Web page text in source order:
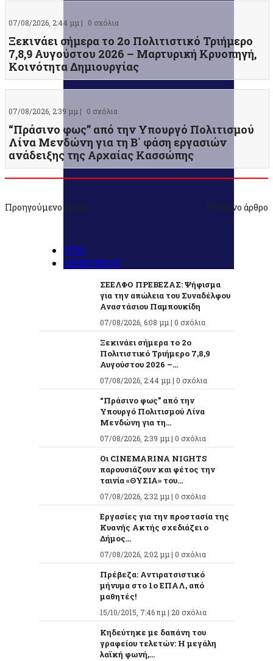
07/08/2026, 2:44 μμ | 0 σχόλια
Ξεκινάει σήμερα το 2ο Πολιτιστικό Τριήμερο
7,8,9 Αυγούστου 2026 – Μαρτυρική Κρυοπηγή,
Κοινότητα Δημιουργίας
07/08/2026, 2:39 μμ | 0 σχόλια
“Πράσινο φως” από την Υπουργό Πολιτισμού
Λίνα Μενδώνη για τη Β΄ φάση εργασιών
ανάδειξης της Αρχαίας Κασσώπης
Προηγούμενο άρθρο Επόμενο άρθρο
ΡΟΗ
ΔΗΜΟΦΙΛΗ
ΣΕΕΛΦΟ ΠΡΕΒΕΖΑΣ: Ψήφισμα
για την απώλεια του Συναδέλφου
Αναστάσιου Παμπουκίδη
07/08/2026, 6:08 μμ | 0 σχόλια
Ξεκινάει σήμερα το 2ο
Πολιτιστικό Τριήμερο 7,8,9
Αυγούστου 2026 –...
07/08/2026, 2:44 μμ | 0 σχόλια
“Πράσινο φως” από την
Υπουργό Πολιτισμού Λίνα
Μενδώνη για τη...
07/08/2026, 2:39 μμ | 0 σχόλια
Οι CINEMARINA NIGHTS
παρουσιάζουν και φέτος την
ταινία «ΘΥΣΙΑ» του...
07/08/2026, 2:32 μμ | 0 σχόλια
Εργασίες για την προστασία της
Κυανής Ακτής σχεδιάζει ο
Δήμος...
07/08/2026, 2:02 μμ | 0 σχόλια
Πρέβεζα: Αντιρατσιστικό
μήνυμα στο 1ο ΕΠΑΛ, από
μαθητές!
15/10/2015, 7:46 πμ | 20 σχόλια
Κηδεύτηκε με δαπάνη του
γραφείου τελετών: Η μεγάλη
λαϊκή φωνή,...